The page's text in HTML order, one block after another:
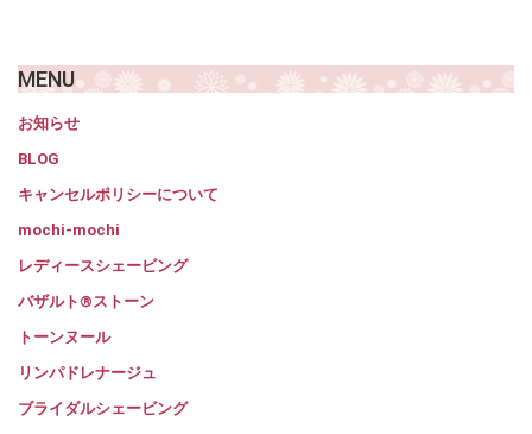
MENU
お知らせ
BLOG
キャンセルポリシーについて
mochi-mochi
レディースシェービング
バザルト®ストーン
トーンヌール
リンパドレナージュ
ブライダルシェービング